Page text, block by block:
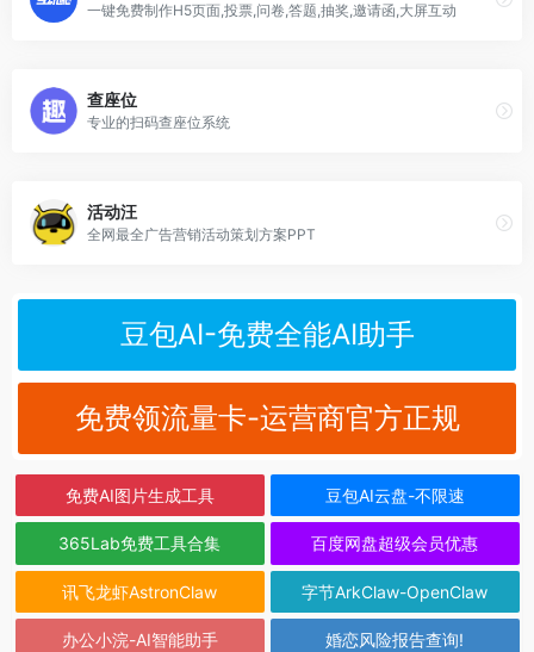
一键免费制作H5页面,投票,问卷,答题,抽奖,邀请函,大屏互动
查座位
专业的扫码查座位系统
活动汪
全网最全广告营销活动策划方案PPT
豆包AI-免费全能AI助手
免费领流量卡-运营商官方正规
免费AI图片生成工具 豆包AI云盘-不限速
365Lab免费工具合集 百度网盘超级会员优惠
讯飞龙虾AstronClaw 字节ArkClaw-OpenClaw
办公小浣-AI智能助手 婚恋风险报告查询!